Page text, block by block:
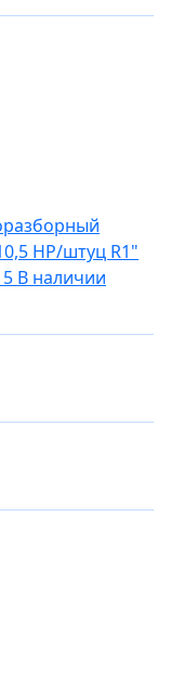
НР/штуц R1"
В наличии